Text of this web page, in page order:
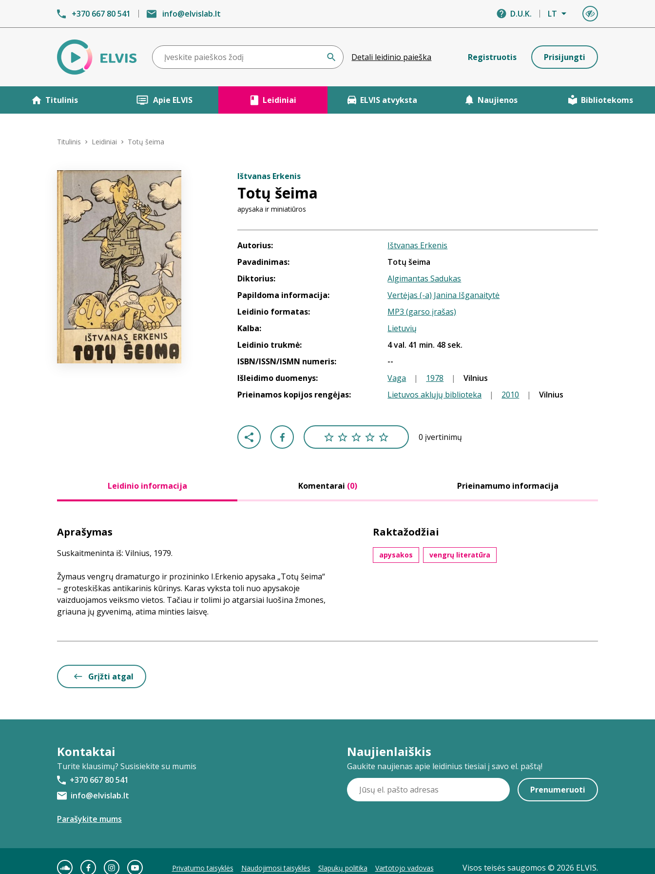
+370 667 80 541 info@elvislab.lt D.U.K. LT
Detali leidinio paieška Registruotis Prisijungti
Titulinis Apie ELVIS Leidiniai ELVIS atvyksta Naujienos Bibliotekoms
Titulinis Leidiniai Totų šeima
Ištvanas Erkenis
Totų šeima
apysaka ir miniatiūros
Autorius:
Ištvanas Erkenis
Pavadinimas:
Totų šeima
Diktorius:
Algimantas Sadukas
Papildoma informacija:
Vertėjas (-a) Janina Išganaitytė
Leidinio formatas:
MP3 (garso įrašas)
Kalba:
Lietuvių
Leidinio trukmė:
4 val. 41 min. 48 sek.
ISBN/ISSN/ISMN numeris:
--
Išleidimo duomenys:
Vaga | 1978 |
Vilnius
Prieinamos kopijos rengėjas:
Lietuvos aklųjų biblioteka | 2010 | Vilnius
0 įvertinimų
Leidinio informacija Komentarai (0) Prieinamumo informacija
Aprašymas
Suskaitmeninta iš: Vilnius, 1979.
Žymaus vengrų dramaturgo ir prozininko I.Erkenio apysaka „Totų šeima“
– groteskiškas antikarinis kūrinys. Karas vyksta toli nuo apysakoje
vaizduojamos veiksmo vietos. Tačiau ir tolimi jo atgarsiai luošina žmones,
griauna jų gyvenimą, atima minties laisvę.
Raktažodžiai
apysakos vengrų literatūra
Grįžti atgal
Kontaktai
Turite klausimų? Susisiekite su mumis
+370 667 80 541
info@elvislab.lt
Parašykite mums
Naujienlaiškis
Gaukite naujienas apie leidinius tiesiai į savo el. paštą!
Prenumeruoti
Visos teisės saugomos © 2026 ELVIS.
Privatumo taisyklės Naudojimosi taisyklės Slapukų politika Vartotojo vadovas